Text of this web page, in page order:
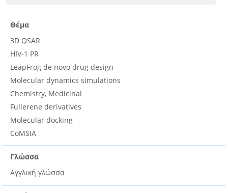
Θέμα
3D QSAR
HIV-1 PR
LeapFrog de novo drug design
Molecular dynamics simulations
Chemistry, Medicinal
Fullerene derivatives
Molecular docking
CoMSIA
Γλώσσα
Αγγλική γλώσσα